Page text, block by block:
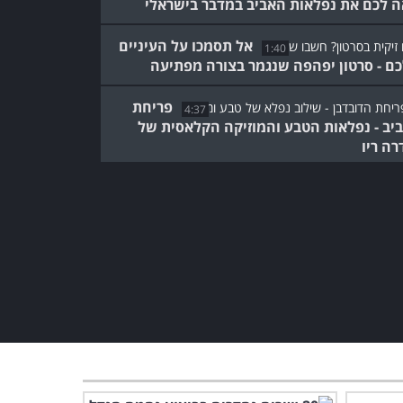
לכם את נפלאות האביב במדבר בישראלי
1:40
אל תסמכו על העיניים
- סרטון יפהפה שנגמר בצורה מפתיעה
4:37
פריחת
- נפלאות הטבע והמוזיקה הקלאסית של
ריו
טוויסט מפתיע בסוף... צפייה